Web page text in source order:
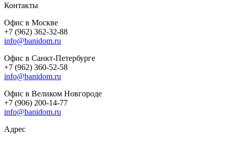
Контакты
Офис в Москве
+7 (962) 362-32-88
info@banidom.ru
Офис в Санкт-Петербурге
+7 (962) 360-52-58
info@banidom.ru
Офис в Великом Новгороде
+7 (906) 200-14-77
info@banidom.ru
Адрес